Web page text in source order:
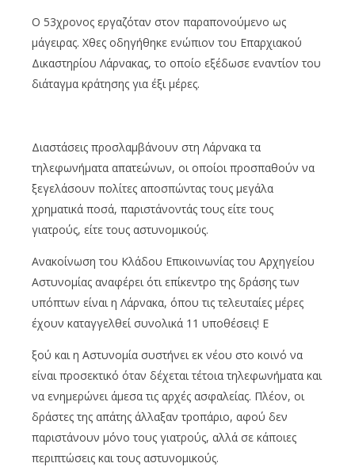
Ο 53χρονος εργαζόταν στον παραπονούμενο ως
μάγειρας. Χθες οδηγήθηκε ενώπιον του Επαρχιακού
Δικαστηρίου Λάρνακας, το οποίο εξέδωσε εναντίον του
διάταγμα κράτησης για έξι μέρες.
Διαστάσεις προσλαμβάνουν στη Λάρνακα τα
τηλεφωνήματα απατεώνων, οι οποίοι προσπαθούν να
ξεγελάσουν πολίτες αποσπώντας τους μεγάλα
χρηματικά ποσά, παριστάνοντάς τους είτε τους
γιατρούς, είτε τους αστυνομικούς.
Ανακοίνωση του Κλάδου Επικοινωνίας του Αρχηγείου
Αστυνομίας αναφέρει ότι επίκεντρο της δράσης των
υπόπτων είναι η Λάρνακα, όπου τις τελευταίες μέρες
έχουν καταγγελθεί συνολικά 11 υποθέσεις! Ε
ξού και η Αστυνομία συστήνει εκ νέου στο κοινό να
είναι προσεκτικό όταν δέχεται τέτοια τηλεφωνήματα και
να ενημερώνει άμεσα τις αρχές ασφαλείας. Πλέον, οι
δράστες της απάτης άλλαξαν τροπάριο, αφού δεν
παριστάνουν μόνο τους γιατρούς, αλλά σε κάποιες
περιπτώσεις και τους αστυνομικούς.